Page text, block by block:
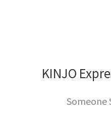
KINJO
Someone